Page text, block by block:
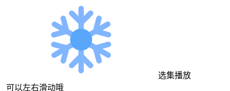
选集播放
可以左右滑动哦